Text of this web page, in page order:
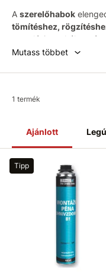
A szerelőhabok
tömítéshez,
szerelési munkák
megtalálhatók
kitöltéséhez.
kiváló
térfogatállósággal
változással szembeni
alkalmazhatók,
kötést biztosítanak.
Válassza akiváló
alkalmazás során
Mutass többet
Ajánlott
1 termék
Tipp